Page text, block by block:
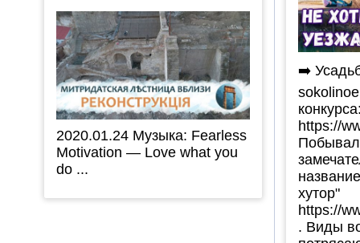
➡️
https://
хутор"
https://
. Виды
2020.01.24 Музыка: Fearless
Motivation — Love what you
do ...